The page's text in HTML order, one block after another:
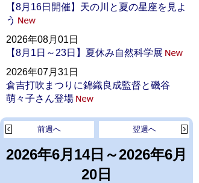
【8月16日開催】天の川と夏の星座を見よ
う
2026年08月01日
【8月1日～23日】夏休み自然科学展
2026年07月31日
倉吉打吹まつりに錦織良成監督と磯谷
萌々子さん登場
2026年6月14日～2026年6月
20日
翌週へ
前週へ